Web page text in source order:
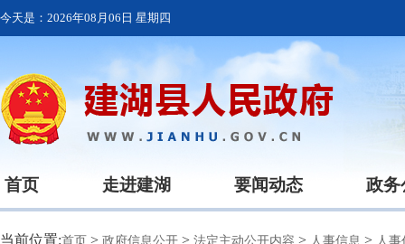
今天是： 2026年08月06日 星期四
首页 走进建湖 要闻动态 政务
当前位置:首页 > 政府信息公开 > 法定主动公开内容 > 人事信息 > 人事